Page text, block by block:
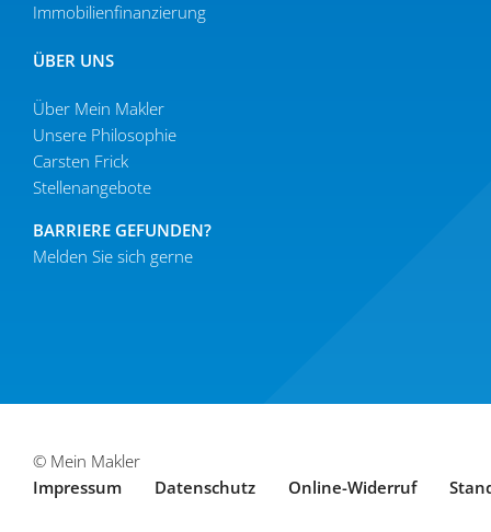
Immobi­li­en­fi­nan­zierung
ÜBER UNS
Über Mein Makler
Unsere Philo­sophie
Carsten Frick
Stellen­an­gebote
BARRIERE GEFUNDEN?
Melden Sie sich gerne
© Mein Makler
Impressum
Daten­schutz Online-Widerruf